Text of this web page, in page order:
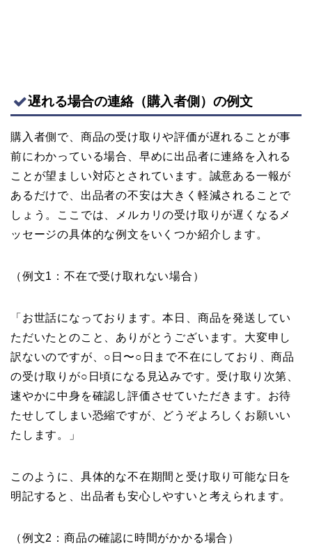
遅れる場合の連絡（購入者側）の例文
購入者側で、商品の受け取りや評価が遅れることが事
前にわかっている場合、早めに出品者に連絡を入れる
ことが望ましい対応とされています。誠意ある一報が
あるだけで、出品者の不安は大きく軽減されることで
しょう。ここでは、メルカリの受け取りが遅くなるメ
ッセージの具体的な例文をいくつか紹介します。
（例文1：不在で受け取れない場合）
「お世話になっております。本日、商品を発送してい
ただいたとのこと、ありがとうございます。大変申し
訳ないのですが、○日〜○日まで不在にしており、商品
の受け取りが○日頃になる見込みです。受け取り次第、
速やかに中身を確認し評価させていただきます。お待
たせしてしまい恐縮ですが、どうぞよろしくお願いい
たします。」
このように、具体的な不在期間と受け取り可能な日を
明記すると、出品者も安心しやすいと考えられます。
（例文2：商品の確認に時間がかかる場合）